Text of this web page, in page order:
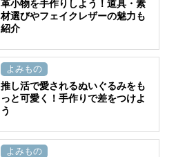
革小物を手作りしよう！道具・素
材選びやフェイクレザーの魅力も
紹介
よみもの
推し活で愛されるぬいぐるみをも
っと可愛く！手作りで差をつけよ
う
よみもの